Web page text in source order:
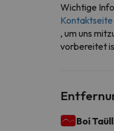
Wichtige
Kontaktseite
, um uns
vorbereitet
Boí Taüll